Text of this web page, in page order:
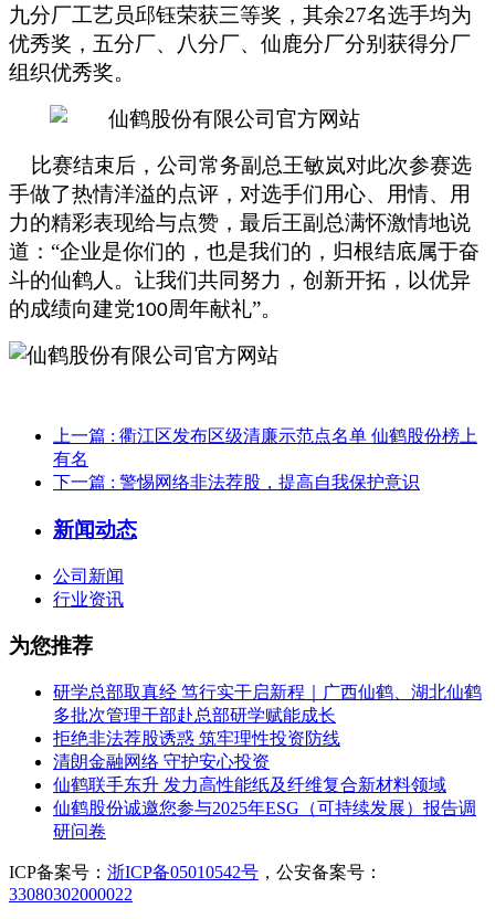
九分厂工艺员邱钰荣获三等奖，其余27名选手均为
优秀奖，五分厂、八分厂、仙鹿分厂分别获得分厂
组织优秀奖。
比赛结束后，公司常务副总王敏岚对此次参赛选
手做了热情洋溢的点评，对选手们用心、用情、用
力的精彩表现给与点赞，最后王副总满怀激情地说
道：“企业是你们的，也是我们的，归根结底属于奋
斗的仙鹤人。让我们共同努力，创新开拓，以优异
的成绩向建党100周年献礼”。
上一篇 : 衢江区发布区级清廉示范点名单 仙鹤股份榜上
有名
下一篇 : 警惕网络非法荐股，提高自我保护意识
新闻动态
公司新闻
行业资讯
为您推荐
研学总部取真经 笃行实干启新程｜广西仙鹤、湖北仙鹤
多批次管理干部赴总部研学赋能成长
拒绝非法荐股诱惑 筑牢理性投资防线
清朗金融网络 守护安心投资
仙鹤联手东升 发力高性能纸及纤维复合新材料领域
仙鹤股份诚邀您参与2025年ESG（可持续发展）报告调
研问卷
ICP备案号： 浙ICP备05010542号 ，公安备案号：
33080302000022